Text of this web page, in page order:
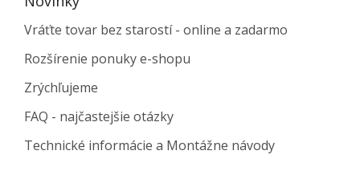
Vráťte tovar bez starostí - online a zadarmo
Rozšírenie ponuky e-shopu
Zrýchľujeme
FAQ - najčastejšie otázky
Technické informácie a Montážne návody